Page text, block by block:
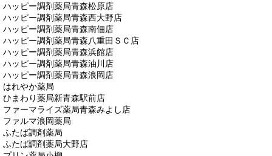
ハッピー調剤薬局青森松原店
ハッピー調剤薬局青森西大野店
ハッピー調剤薬局青森南佃店
ハッピー調剤薬局青森八重田ＳＣ店
ハッピー調剤薬局青森浜館店
ハッピー調剤薬局青森油川店
ハッピー調剤薬局青森浪岡店
はれやか薬局
ひまわり薬局新青森駅前店
ファーマライズ薬局青森みよし店
ファルマ浪岡薬局
ふたば調剤薬局
ふたば調剤薬局大野店